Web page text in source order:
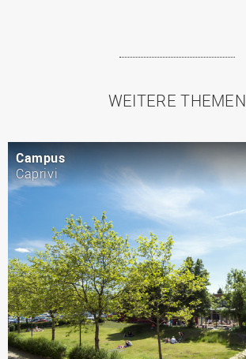
WEITERE THEMEN
Campus
Caprivi